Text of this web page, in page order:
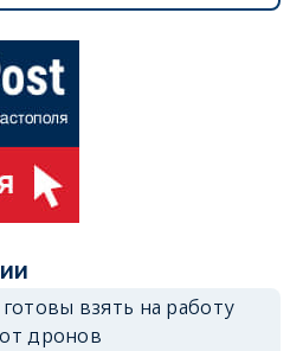
взять на работу
дронов